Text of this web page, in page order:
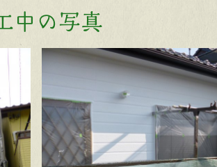
中の写真